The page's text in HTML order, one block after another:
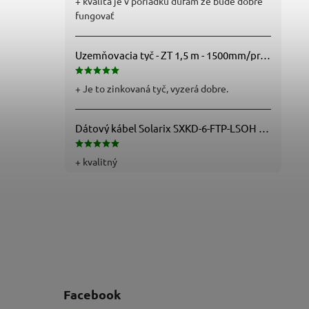
fungovať
Uzemňovacia tyč - ZT 1,5 m - 1500mm/pr.25mm - Fe/Zn - f712112
+ Je to zinkovaná tyč, vyzerá dobre.
+ kvalitný
Facebook